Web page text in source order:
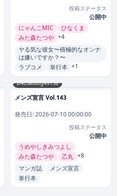
投稿ステータス
公開中
にゃんこMIC
ひなくま
みた森たつや +4
ヤる気な彼女〜積極的なオンナ
は嫌いですか？〜
ラブコメ
単行本 +1
b403assog49158
メンズ宣言 Vol.143
発売日:2026-07-10 00:00:00
投稿ステータス
公開中
うめやしきみつよし
みた森たつや
乙丸 +8
マンガ誌
メンズ宣言
単行本